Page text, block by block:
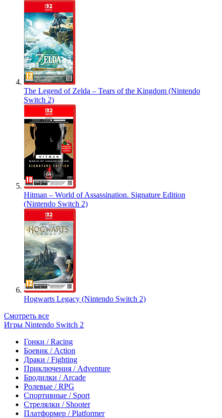
The Legend of Zelda – Tears of the Kingdom (Nintendo
Switch 2)
Hitman – World of Assassination. Signature Edition
(Nintendo Switch 2)
Hogwarts Legacy (Nintendo Switch 2)
Смотреть все
Игры Nintendo Switch 2
Гонки / Racing
Боевик / Action
Драки / Fighting
Приключения / Adventure
Бродилки / Arcade
Ролевые / RPG
Спортивные / Sport
Стрелялки / Shooter
Платформер / Platformer